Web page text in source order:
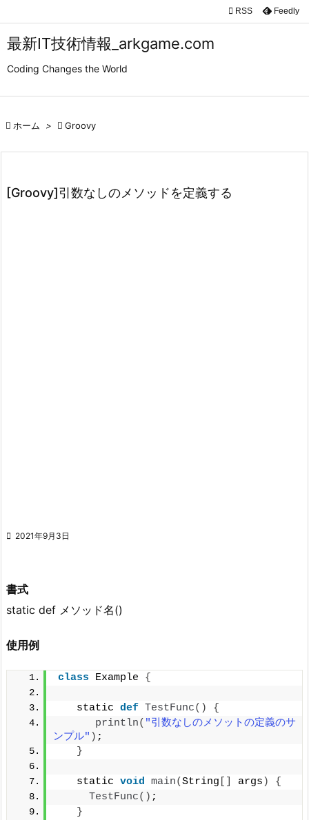
最新IT技術情報_arkgame.com
Coding Changes the World


 RSS Feedly
 ホーム >  Groovy
[Groovy]引数なしのメソッドを定義する
 2021年9月3日
書式
static def メソッド名()
使用例
class Example {
   static
def TestFunc()
{
println( "引数なしのメソットの定義のサ
ンプル" ) ;
}
   static
void main(String args )
{
TestFunc() ;
}